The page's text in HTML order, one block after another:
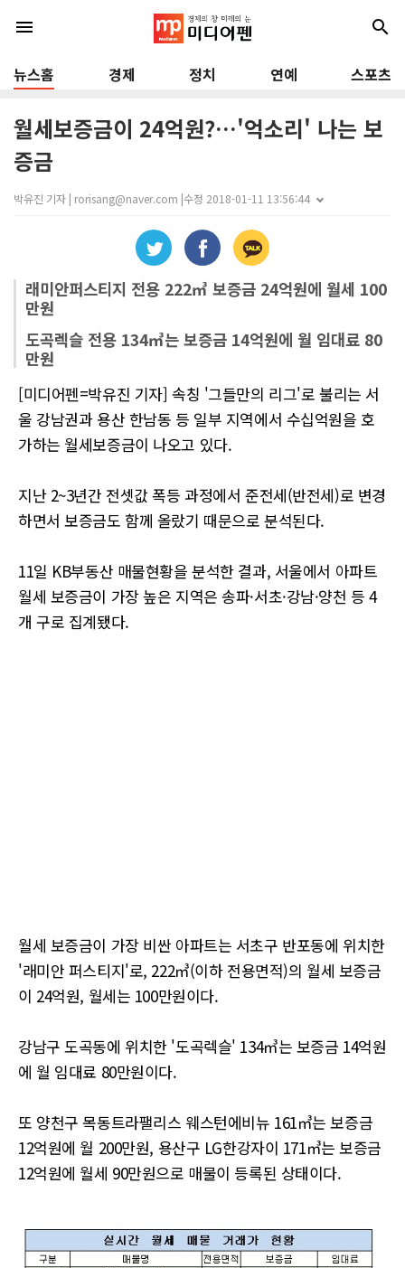
menu search
뉴스홈 경제 정치 연예 스포츠
월세보증금이 24억원?…'억소리' 나는 보
증금
박유진 기자 | rorisang@naver.com |수정 2018-01-11 13:56:44
래미안퍼스티지 전용 222㎥ 보증금 24억원에 월세 100
만원
도곡렉슬 전용 134㎥는 보증금 14억원에 월 임대료 80
만원
[미디어펜=박유진 기자] 속칭 '그들만의 리그'로 불리는 서
울 강남권과 용산 한남동 등 일부 지역에서 수십억원을 호
가하는 월세보증금이 나오고 있다.
지난 2~3년간 전셋값 폭등 과정에서 준전세(반전세)로 변경
하면서 보증금도 함께 올랐기 때문으로 분석된다.
11일 KB부동산 매물현황을 분석한 결과, 서울에서 아파트
월세 보증금이 가장 높은 지역은 송파·서초·강남·양천 등 4
개 구로 집계됐다.
월세 보증금이 가장 비싼 아파트는 서초구 반포동에 위치한
'래미안 퍼스티지'로, 222㎥(이하 전용면적)의 월세 보증금
이 24억원, 월세는 100만원이다.
강남구 도곡동에 위치한 '도곡렉슬' 134㎥는 보증금 14억원
에 월 임대료 80만원이다.
또 양천구 목동트라팰리스 웨스턴에비뉴 161㎥는 보증금
12억원에 월 200만원, 용산구 LG한강자이 171㎥는 보증금
12억원에 월세 90만원으로 매물이 등록된 상태이다.